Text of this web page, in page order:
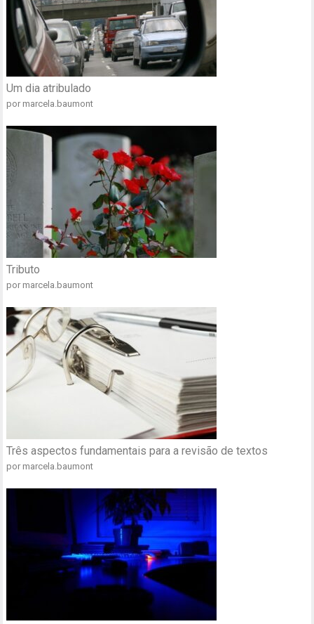
Um dia atribulado
por marcela.baumont
Tributo
por marcela.baumont
Três aspectos fundamentais para a revisão de textos
por marcela.baumont